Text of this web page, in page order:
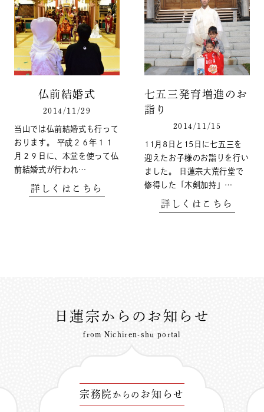
仏前結婚式
2014/11/29
当山では仏前結婚式も行って
おります。 平成２６年１１
月２９日に、本堂を使って仏
前結婚式が行われ…
詳しくはこちら
七五三発育増進のお
詣り
2014/11/15
11月8日と15日に七五三を
迎えたお子様のお詣りを行い
ました。 日蓮宗大荒行堂で
修得した「木剣加持」…
詳しくはこちら
日蓮宗からのお知らせ
from Nichiren-shu portal
宗務院 からの お知らせ